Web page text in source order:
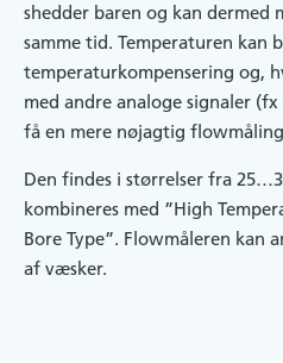
shedder baren og kan
samme tid. Temperaturen kan
temperaturkompensering og,
med andre analoge signaler
få en mere nøjagtig
Den findes i størrelser fra
kombineres med ”High
Bore Type”. Flowmåleren kan
af væsker.